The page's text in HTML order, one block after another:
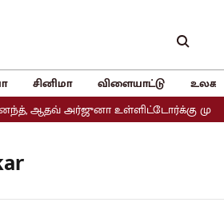
சினிமா விளையாட்டு
ஆதவ் அர்ஜுனா உள்ளிட்டோர்க்கு